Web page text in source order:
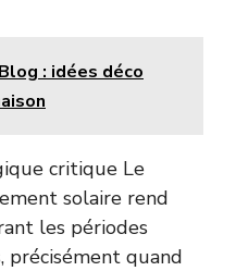
: idées déco
critique Le
solaire rend
les périodes
précisément quand